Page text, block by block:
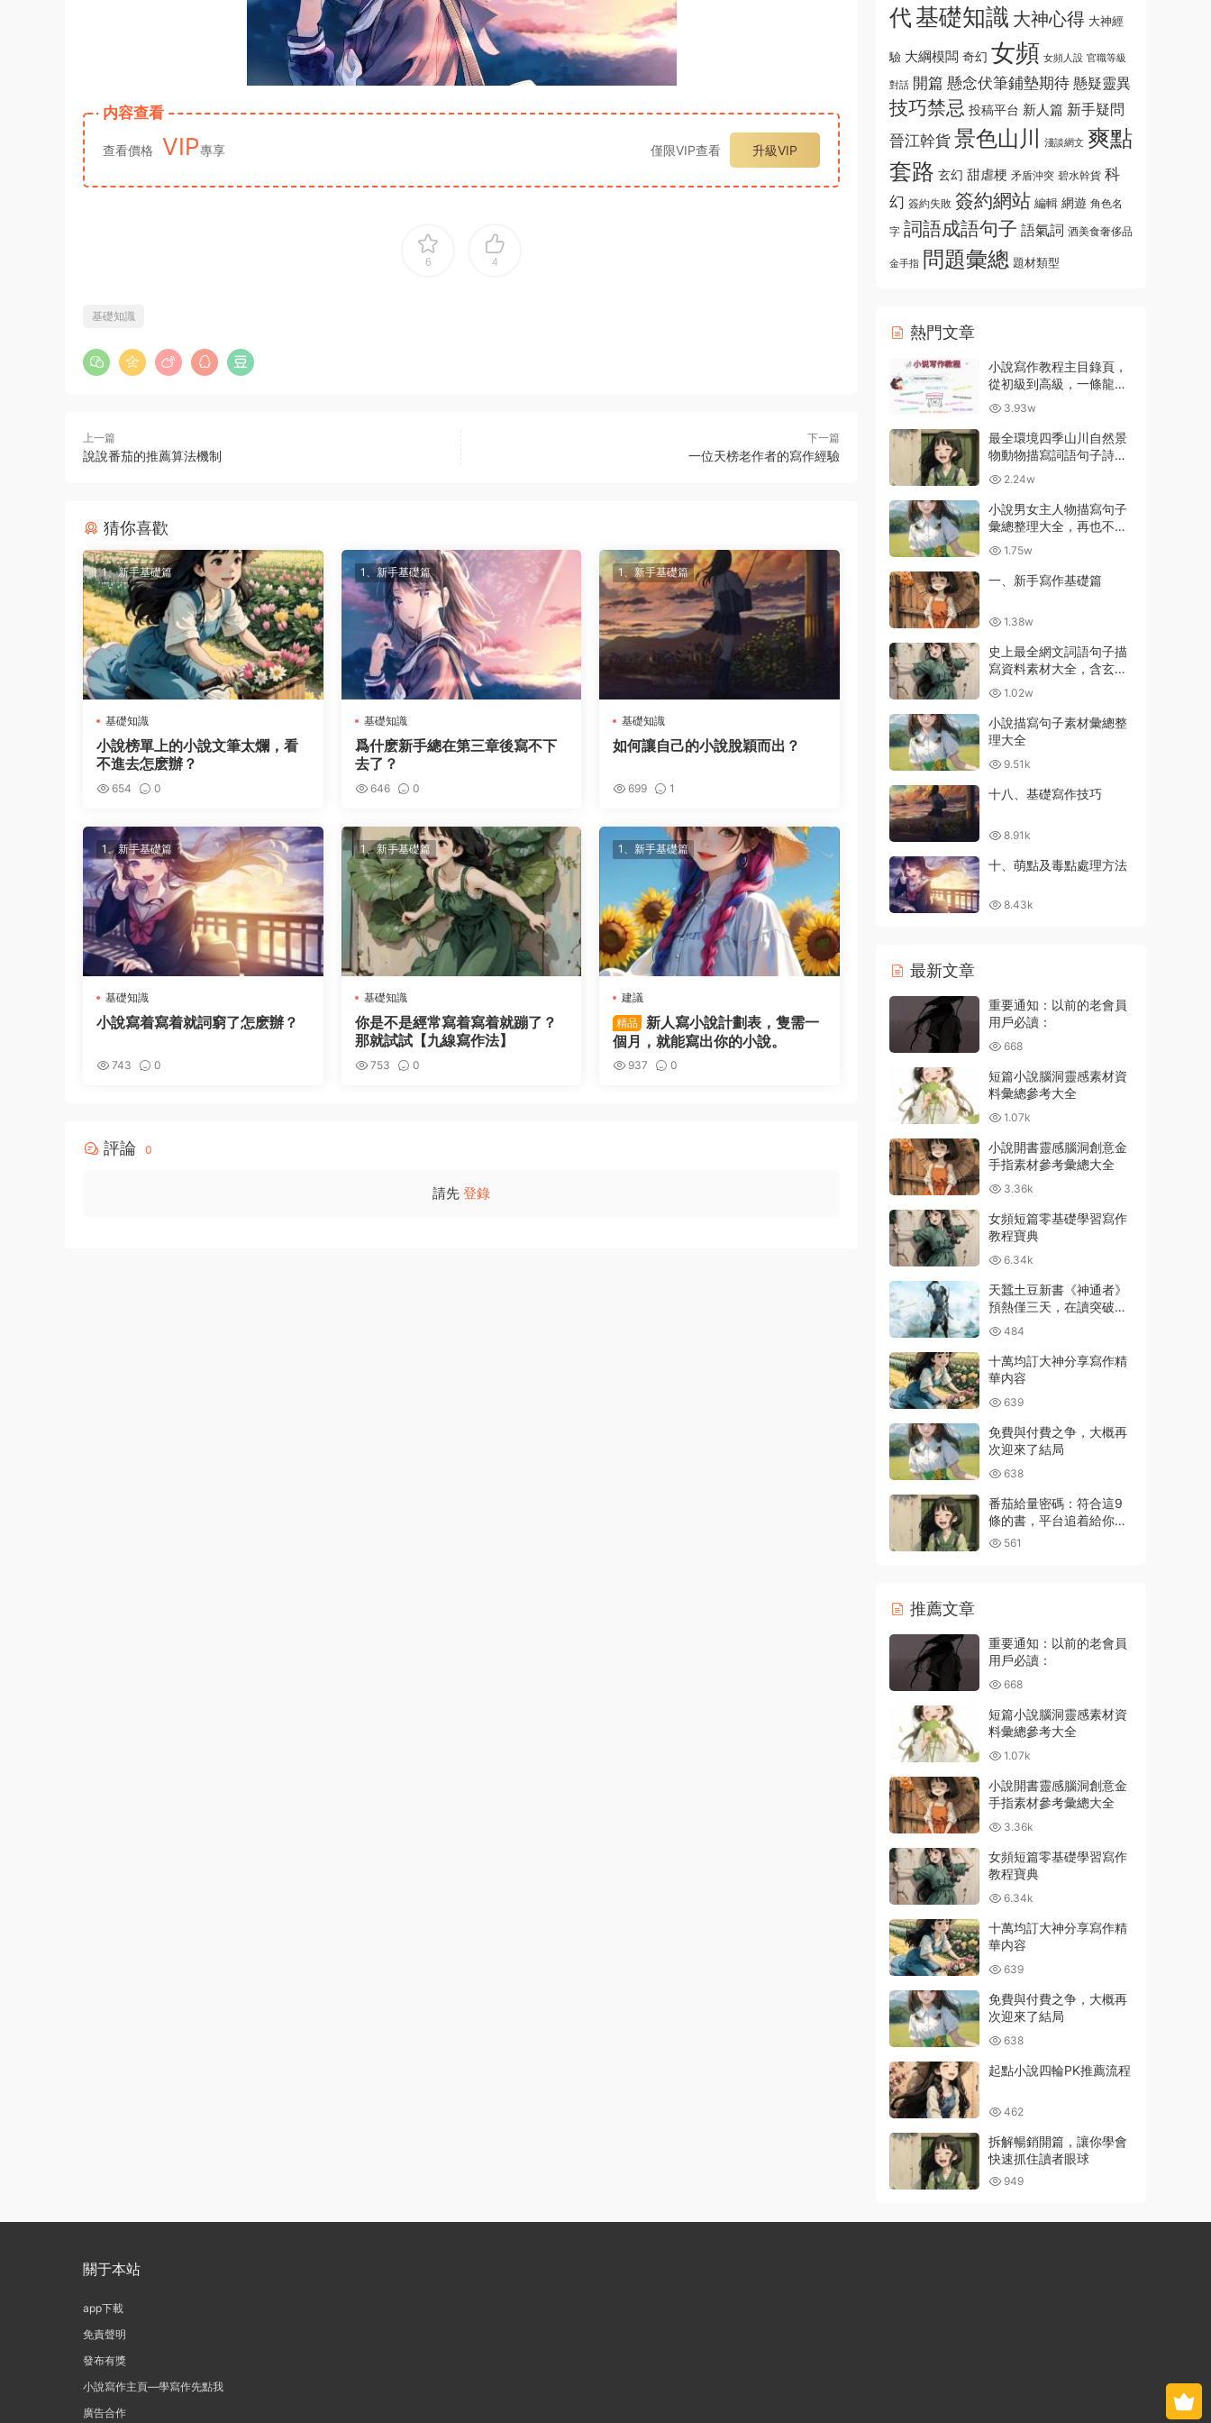
内容查看
查看價格 VIP專享 僅限VIP查看 升級VIP
6 4
基礎知識
上一篇
說說番茄的推薦算法機制
下一篇
一位天榜老作者的寫作經驗
猜你喜歡
1、新手基礎篇
基礎知識
小說榜單上的小說文筆太爛，看
不進去怎麽辦？
654 0
1、新手基礎篇
基礎知識
爲什麽新手總在第三章後寫不下
去了？
646 0
1、新手基礎篇
基礎知識
如何讓自己的小說脫穎而出？
699 1
1、新手基礎篇
基礎知識
小說寫着寫着就詞窮了怎麽辦？
743 0
1、新手基礎篇
基礎知識
你是不是經常寫着寫着就蹦了？
那就試試【九線寫作法】
753 0
1、新手基礎篇
建議
精品
新人寫小說計劃表，隻需一
個月，就能寫出你的小說。
937 0
評論 0
請先 登錄
代 基礎知識 大神心得 大神經
驗 大綱模闆 奇幻 女頻 女頻人設 官職等級
對話 開篇 懸念伏筆鋪墊期待 懸疑靈異
技巧禁忌 投稿平台 新人篇 新手疑問
晉江幹貨景色山川 淺談網文 爽點
套路 玄幻 甜虐梗 矛盾沖突 碧水幹貨 科
幻 簽約失敗 簽約網站 編輯 網遊 角色名
字 詞語成語句子 語氣詞 酒美食奢侈品
金手指 問題彙總 題材類型
熱門文章
小說寫作教程主目錄頁，
從初級到高級，一條龍指
導資源入口
3.93w
最全環境四季山川自然景
物動物描寫詞語句子詩詞
彙總大全
2.24w
小說男女主人物描寫句子
彙總整理大全，再也不用
擔心不會描寫了
1.75w
一、新手寫作基礎篇
1.38w
史上最全網文詞語句子描
寫資料素材大全，含玄幻
等級劃分
1.02w
小說描寫句子素材彙總整
理大全
9.51k
十八、基礎寫作技巧
8.91k
十、萌點及毒點處理方法
8.43k
最新文章
重要通知：以前的老會員
用戶必讀：
668
短篇小說腦洞靈感素材資
料彙總參考大全
1.07k
小說開書靈感腦洞創意金
手指素材參考彙總大全
3.36k
女頻短篇零基礎學習寫作
教程寶典
6.34k
天蠶土豆新書《神通者》
預熱僅三天，在讀突破百
萬 484
十萬均訂大神分享寫作精
華内容
639
免費與付費之争，大概再
次迎來了結局
638
番茄給量密碼：符合這9
條的書，平台追着給你推
流量561
推薦文章
重要通知：以前的老會員
用戶必讀：
668
短篇小說腦洞靈感素材資
料彙總參考大全
1.07k
小說開書靈感腦洞創意金
手指素材參考彙總大全
3.36k
女頻短篇零基礎學習寫作
教程寶典
6.34k
十萬均訂大神分享寫作精
華内容
639
免費與付費之争，大概再
次迎來了結局
638
起點小說四輪PK推薦流程
462
拆解暢銷開篇，讓你學會
快速抓住讀者眼球
949
關于本站
app下載
免責聲明
發布有獎
小說寫作主頁—學寫作先點我
廣告合作